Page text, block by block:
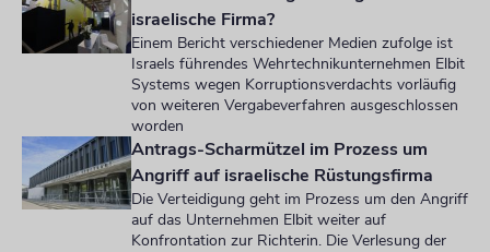
israelische Firma?
Einem Bericht verschiedener Medien zufolge ist
Israels führendes Wehrtechnikunternehmen Elbit
Systems wegen Korruptionsverdachts vorläufig
von weiteren Vergabeverfahren ausgeschlossen
worden
Antrags-Scharmützel im Prozess um
Angriff auf israelische Rüstungsfirma
Die Verteidigung geht im Prozess um den Angriff
auf das Unternehmen Elbit weiter auf
Konfrontation zur Richterin. Die Verlesung der